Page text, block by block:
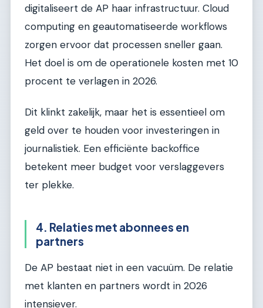
digitaliseert de AP haar infrastructuur. Cloud
computing en geautomatiseerde workflows
zorgen ervoor dat processen sneller gaan.
Het doel is om de operationele kosten met 10
procent te verlagen in 2026.
Dit klinkt zakelijk, maar het is essentieel om
geld over te houden voor investeringen in
journalistiek. Een efficiënte backoffice
betekent meer budget voor verslaggevers
ter plekke.
4. Relaties met abonnees en
partners
De AP bestaat niet in een vacuüm. De relatie
met klanten en partners wordt in 2026
intensiever.